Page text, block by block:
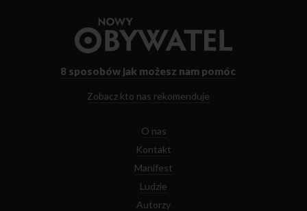
strony
8 sposobów jak możesz nam pomóc
Zobacz kto nas rekomenduje
O nas
Kontakt
Manifest
Ludzie
Autorzy